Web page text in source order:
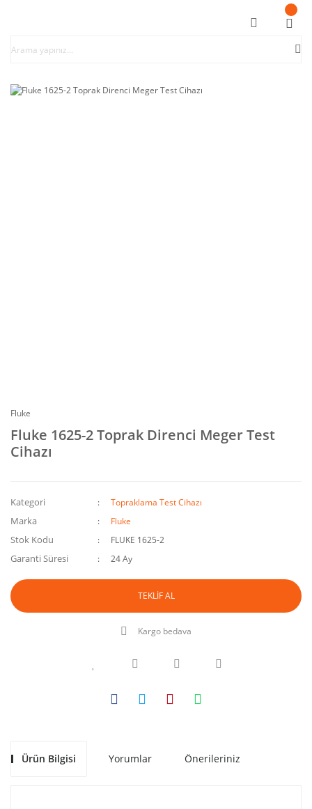
Fluke
Fluke 1625-2 Toprak Direnci Meger Test
Cihazı
Kategori Topraklama Test Cihazı
Marka Fluke
Stok Kodu FLUKE 1625-2
Garanti Süresi 24 Ay
TEKLİF AL
Kargo bedava
Ürün Bilgisi Yorumlar Önerileriniz